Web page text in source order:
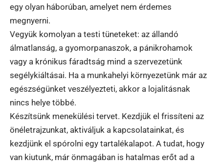
egy olyan háborúban, amelyet nem érdemes
megnyerni.
Vegyük komolyan a testi tüneteket: az állandó
álmatlanság, a gyomorpanaszok, a pánikrohamok
vagy a krónikus fáradtság mind a szervezetünk
segélykiáltásai. Ha a munkahelyi környezetünk már az
egészségünket veszélyezteti, akkor a lojalitásnak
nincs helye többé.
Készítsünk menekülési tervet. Kezdjük el frissíteni az
önéletrajzunkat, aktiváljuk a kapcsolatainkat, és
kezdjünk el spórolni egy tartalékalapot. A tudat, hogy
van kiutunk, már önmagában is hatalmas erőt ad a